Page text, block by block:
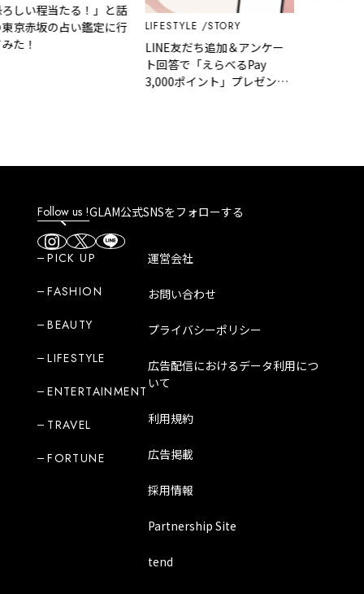
程当たる！」と話
坂の占い鑑定に行
LIFESTYLE STORY
LINE友だち追加＆アンケー
ト回答で「えらべるPay
3,000ポイント」プレゼント
Follow us !GLAM公式SNSをフォローする
PICK UP
FASHION
BEAUTY
LIFESTYLE
ENTERTAINMENT
TRAVEL
FORTUNE
運営会社
お問い合わせ
プライバシーポリシー
広告配信におけるデータ利用につ
いて
利用規約
広告掲載
採用情報
Partnership Site
tend